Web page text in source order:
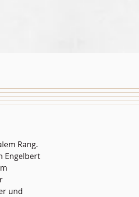
Rang.
Engelbert
und